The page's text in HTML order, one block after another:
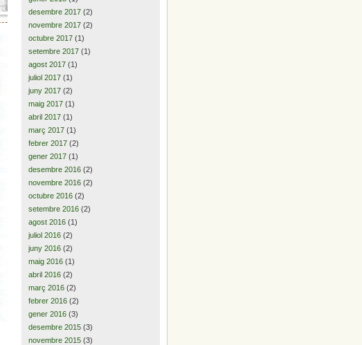
desembre 2017 (2)
novembre 2017 (2)
octubre 2017 (1)
setembre 2017 (1)
agost 2017 (1)
juliol 2017 (1)
juny 2017 (2)
maig 2017 (1)
abril 2017 (1)
març 2017 (1)
febrer 2017 (2)
gener 2017 (1)
desembre 2016 (2)
novembre 2016 (2)
octubre 2016 (2)
setembre 2016 (2)
agost 2016 (1)
juliol 2016 (2)
juny 2016 (2)
maig 2016 (1)
abril 2016 (2)
març 2016 (2)
febrer 2016 (2)
gener 2016 (3)
desembre 2015 (3)
novembre 2015 (3)